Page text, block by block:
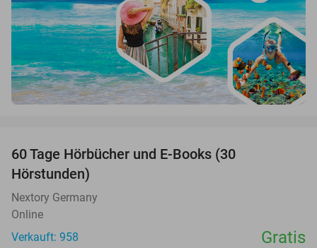
60 Tage Hörbücher und E-Books (30
Hörstunden)
Nextory Germany
Online
Verkauft: 958
Gratis